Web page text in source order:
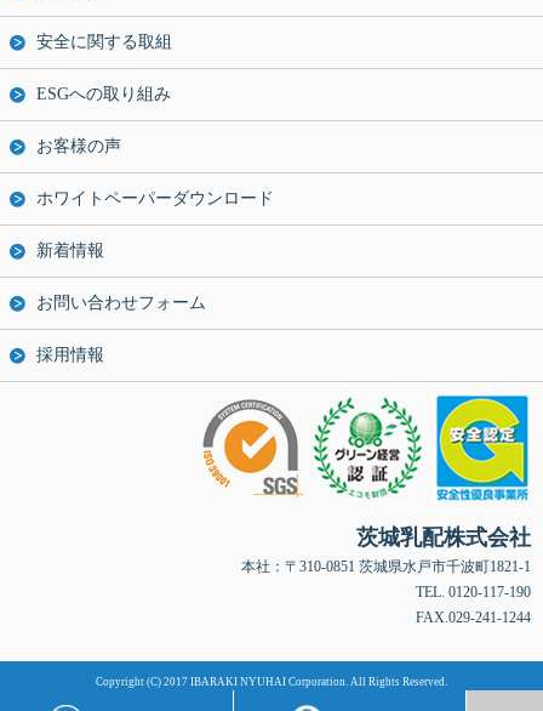
安全に関する取組
ESGへの取り組み
お客様の声
ホワイトペーパーダウンロード
新着情報
お問い合わせフォーム
採用情報
茨城乳配株式会社
本社：〒310-0851 茨城県水戸市千波町1821-1
TEL. 0120-117-190
FAX.029-241-1244
Copyright (C) 2017 IBARAKI NYUHAI Corporation. All Rights Reserved.